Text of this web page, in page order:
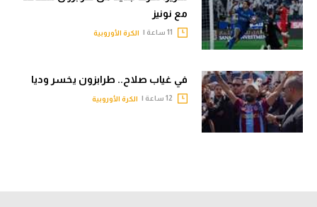
مع نونيز
الكرة الأوروبية
في غياب صلاح.. طرابزون يخسر وديا
الكرة الأوروبية